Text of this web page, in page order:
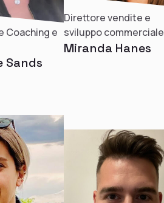
Coaching e
Sands
Direttore vendite e
sviluppo commerciale
Miranda Hanes